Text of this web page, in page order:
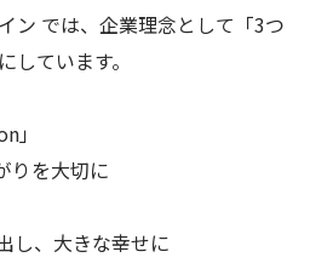
ン では、企業理念として「3つ
しています。
」
りを大切に
し、大きな幸せに